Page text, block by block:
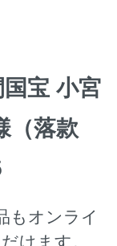
宝 小宮
（落款
もオンライ
けます。